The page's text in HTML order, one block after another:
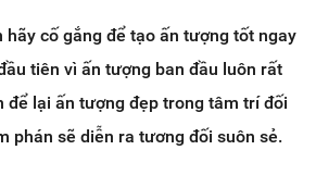
hãy cố gắng để tạo ấn tượng tốt ngay
tiên vì ấn tượng ban đầu luôn rất
để lại ấn tượng đẹp trong tâm trí đối
phán sẽ diễn ra tương đối suôn sẻ.